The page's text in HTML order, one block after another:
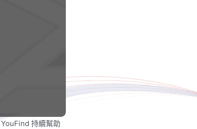
持續幫助